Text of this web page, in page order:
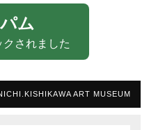
ム
されました
ART MUSEUM